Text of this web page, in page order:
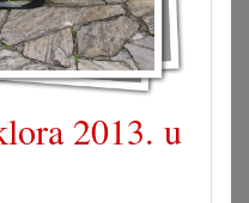
2013. u